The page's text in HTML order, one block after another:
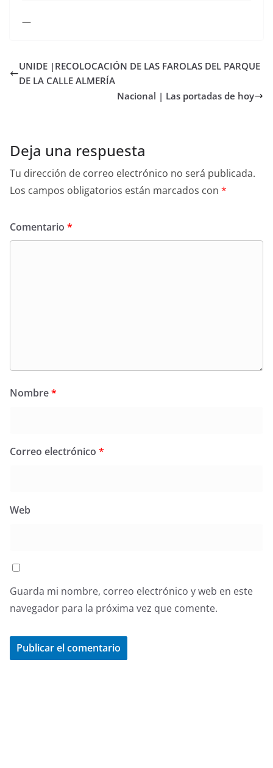
—
UNIDE |RECOLOCACIÓN DE LAS FAROLAS DEL PARQUE
DE LA CALLE ALMERÍA
Nacional | Las portadas de hoy
Deja una respuesta
Tu dirección de correo electrónico no será publicada.
Los campos obligatorios están marcados con *
Comentario *
Nombre*
Correo electrónico *
Web
Guarda mi nombre, correo electrónico y web en este
navegador para la próxima vez que comente.